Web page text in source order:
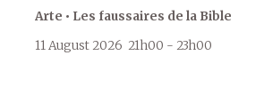
Arte • Les faussaires de la Bible
11 August 2026 21h00 - 23h00